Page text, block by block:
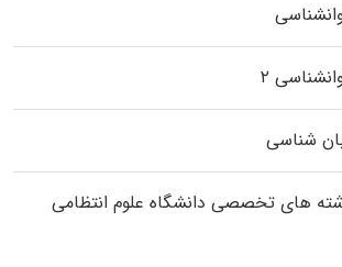
۲
شناسی
ﻫﺎی تخصصی داﻧﺸﮕﺎه ﻋﻠﻮم انتظامی